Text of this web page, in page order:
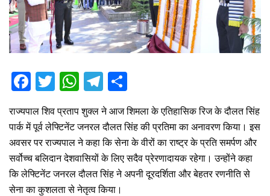
F
ce
b
o
o
T
tt
er
W
at
s
A
p
T
el
e
gr
a
m
h
ar
e
राज्यपाल शिव प्रताप शुक्ल ने आज शिमला के एतिहासिक रिज के दौलत सिंह
पार्क में पूर्व लेफ्टिनेंट जनरल दौलत सिंह की प्रतिमा का अनावरण किया। इस
अवसर पर राज्यपाल ने कहा कि सेना के वीरों का राष्ट्र के प्रति समर्पण और
सर्वोच्च बलिदान देशवासियों के लिए सदैव प्रेरणादायक रहेगा। उन्होंने कहा
कि लेफ्टिनेंट जनरल दौलत सिंह ने अपनी दूरदर्शिता और बेहतर रणनीति से
सेना का कुशलता से नेतृत्व किया।